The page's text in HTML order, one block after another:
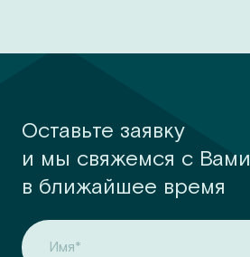
Оставьте заявку
и мы свяжемся с Вами
в ближайшее время
Имя*